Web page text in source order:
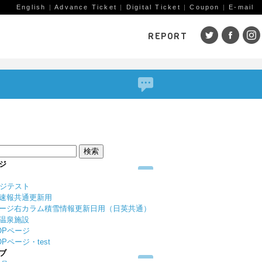
English |Advance Ticket | Digital Ticket |Coupon | E-mail
REPORT
SKI AREAS
五竜・47
野沢温泉
テスト
報共通更新用
ジ右カラム積雪情報更新日用（日英共通）
泉施設
ページ
ページ・test